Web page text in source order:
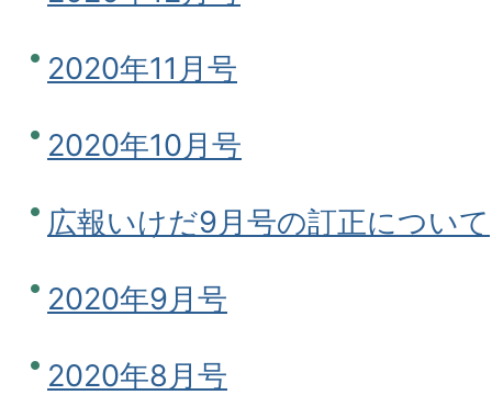
2020年11月号
2020年10月号
広報いけだ9月号の訂正について
2020年9月号
2020年8月号